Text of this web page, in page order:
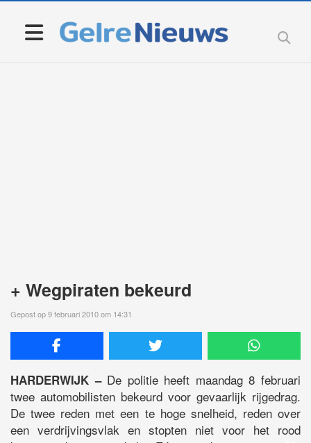
+ Wegpiraten bekeurd
Gepost op 9 februari 2010 om 14:31
HARDERWIJK –De politie heeft maandag 8 februari
twee automobilisten bekeurd voor gevaarlijk rijgedrag.
De twee reden met een te hoge snelheid, reden over
een verdrijvingsvlak en stopten niet voor het rood